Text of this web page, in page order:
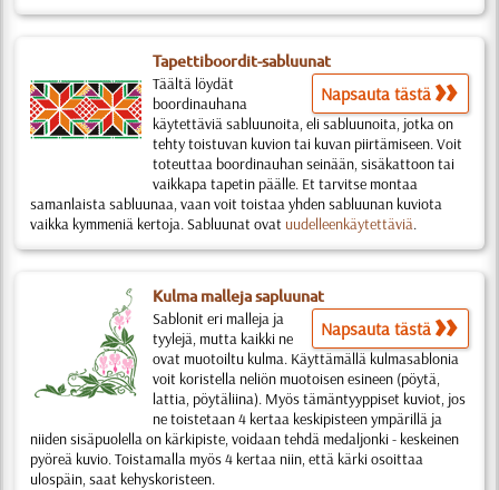
Tapettiboordit-sabluunat
Napsauta tästä
Täältä löydät
boordinauhana
käytettäviä sabluunoita, eli sabluunoita, jotka on
tehty toistuvan kuvion tai kuvan piirtämiseen. Voit
toteuttaa boordinauhan seinään, sisäkattoon tai
vaikkapa tapetin päälle. Et tarvitse montaa
samanlaista sabluunaa, vaan voit toistaa yhden sabluunan kuviota
vaikka kymmeniä kertoja. Sabluunat ovat uudelleenkäytettäviä.
Kulma malleja sapluunat
Napsauta tästä
Sablonit eri malleja ja
tyylejä, mutta kaikki ne
ovat muotoiltu kulma. Käyttämällä kulmasablonia
voit koristella neliön muotoisen esineen (pöytä,
lattia, pöytäliina). Myös tämäntyyppiset kuviot, jos
ne toistetaan 4 kertaa keskipisteen ympärillä ja
niiden sisäpuolella on kärkipiste, voidaan tehdä medaljonki - keskeinen
pyöreä kuvio. Toistamalla myös 4 kertaa niin, että kärki osoittaa
ulospäin, saat kehyskoristeen.